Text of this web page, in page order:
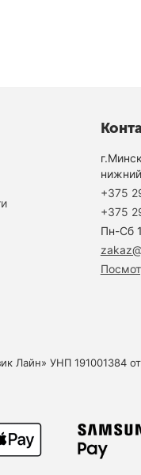
+375
+375
Пн-Cб
Лайн» УНП 191001384